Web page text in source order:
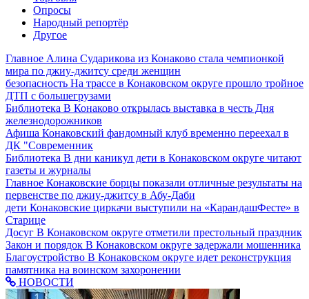
Опросы
Народный репортёр
Другое
Главное Алина Сударикова из Конаково стала чемпионкой
мира по джиу-джитсу среди женщин
безопасность На трассе в Конаковском округе прошло тройное
ДТП с большегрузами
Библиотека В Конаково открылась выставка в честь Дня
железнодорожников
Афиша Конаковский фандомный клуб временно переехал в
ДК "Современник
Библиотека В дни каникул дети в Конаковском округе читают
газеты и журналы
Главное Конаковские борцы показали отличные результаты на
первенстве по джиу-джитсу в Абу-Даби
дети Конаковские циркачи выступили на «КарандашФесте» в
Старице
Досуг В Конаковском округе отметили престольный праздник
Закон и порядок В Конаковском округе задержали мошенника
Благоустройство В Конаковском округе идет реконструкция
памятника на воинском захоронении
НОВОСТИ